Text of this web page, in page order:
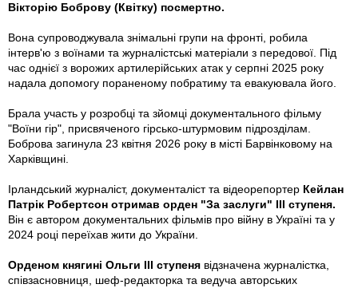
Вікторію Боброву (Квітку) посмертно.
Вона супроводжувала знімальні групи на фронті, робила
інтерв'ю з воїнами та журналістські матеріали з передової. Під
час однієї з ворожих артилерійських атак у серпні 2025 року
надала допомогу пораненому побратиму та евакуювала його.
Брала участь у розробці та зйомці документального фільму
"Воїни гір", присвяченого гірсько-штурмовим підрозділам.
Боброва загинула 23 квітня 2026 року в місті Барвінковому на
Харківщині.
Ірландський журналіст, документаліст та відеорепортер Кейлан
Патрік Робертсон отримав орден "За заслуги" ІІІ ступеня.
Він є автором документальних фільмів про війну в Україні та у
2024 році переїхав жити до України.
Орденом княгині Ольги ІІІ ступеня відзначена журналістка,
співзасновниця, шеф-редакторка та ведуча авторських